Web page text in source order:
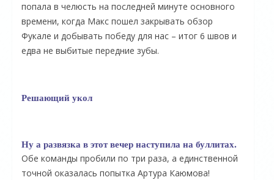
попала в челюсть на последней минуте основного
времени, когда Макс пошел закрывать обзор
Фукале и добывать победу для нас – итог 6 швов и
едва не выбитые передние зубы.
Решающий укол
Ну а развязка в этот вечер наступила на буллитах.
Обе команды пробили по три раза, а единственной
точной оказалась попытка Артура Каюмова!